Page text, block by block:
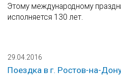
Этому международному
исполняется 130 лет.
29.04.2016
Поездка в г. Ростов-на-